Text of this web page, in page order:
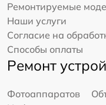
Ремонтируемые
Наши услуги
Согласие на
Способы оплаты
Ремонт
Фотоаппаратов